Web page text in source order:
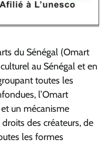
du Sénégal (Omart
au Sénégal et en
toutes les
l’Omart
un mécanisme
des créateurs, de
les formes